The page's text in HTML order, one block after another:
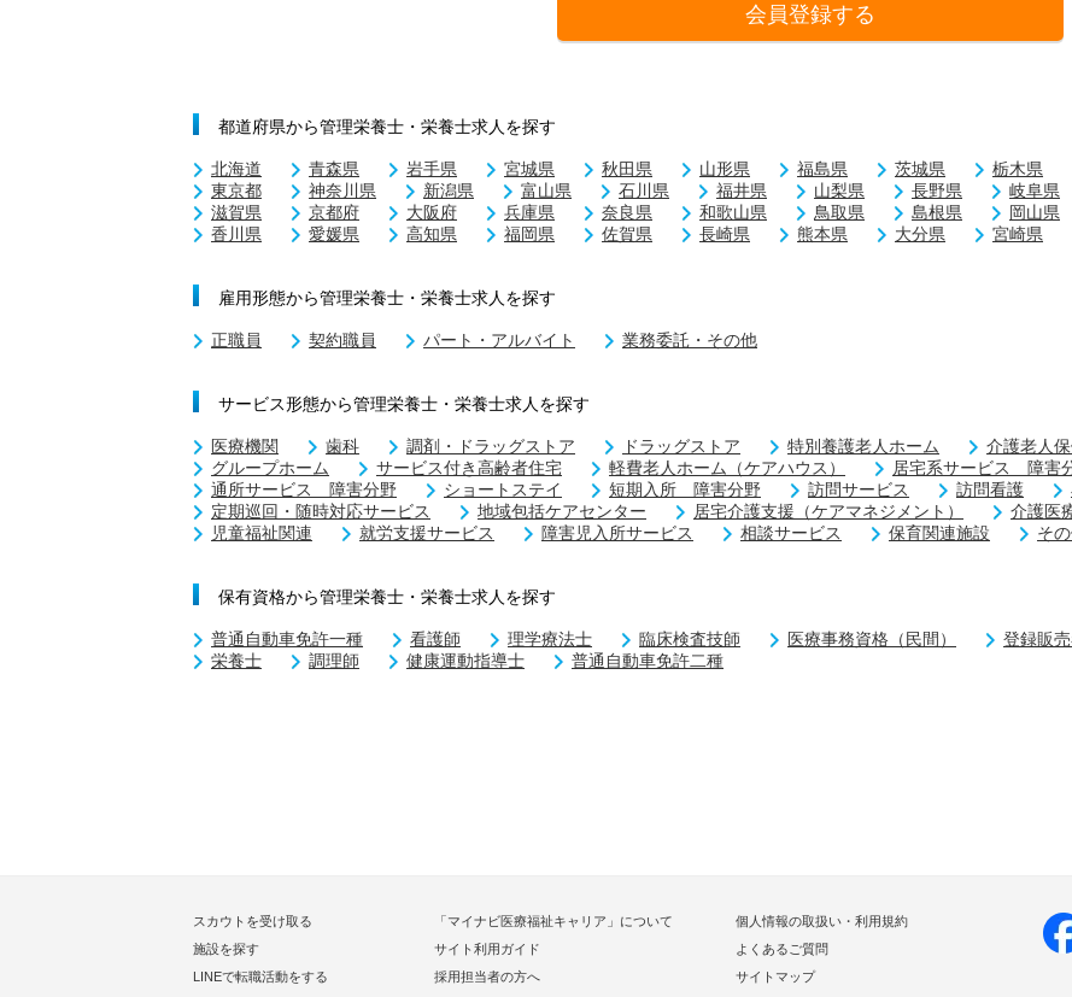
会員登録する
都道府県から管理栄養士・栄養士求人を探す
北海道 青森県 岩手県 宮城県 秋田県 山形県 福島県 茨城県 栃木県
東京都
神奈川県 新潟県 富山県 石川県 福井県 山梨県 長野県 岐阜県
滋賀県
京都府 大阪府 兵庫県 奈良県 和歌山県 鳥取県 島根県 岡山県
香川県
愛媛県 高知県 福岡県 佐賀県 長崎県 熊本県 大分県 宮崎県
雇用形態から管理栄養士・栄養士求人を探す
正職員 契約職員 パート・アルバイト 業務委託・その他
サービス形態から管理栄養士・栄養士求人を探す
医療機関 歯科 調剤・ドラッグストア ドラッグストア 特別養護老人ホーム 介護老人
グループホーム
サービス付き高齢者住宅 軽費老人ホーム（ケアハウス） 居宅系サービス 障害
通所サービス 障害分野
ショートステイ 短期入所 障害分野 訪問サービス 訪問看護
定期巡回・随時対応サービス
地域包括ケアセンター 居宅介護支援（ケアマネジメント） 介護医
児童福祉関連
就労支援サービス 障害児入所サービス 相談サービス 保育関連施設 そ
保有資格から管理栄養士・栄養士求人を探す
普通自動車免許一種 看護師 理学療法士 臨床検査技師 医療事務資格（民間） 登録販
栄養士
調理師 健康運動指導士 普通自動車免許二種
スカウトを受け取る
施設を探す
LINEで転職活動をする
「マイナビ医療福祉キャリア」について
サイト利用ガイド
採用担当者の方へ
個人情報の取扱い・利用規約
よくあるご質問
サイトマップ